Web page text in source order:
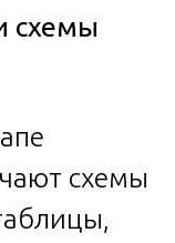
схемы
схемы